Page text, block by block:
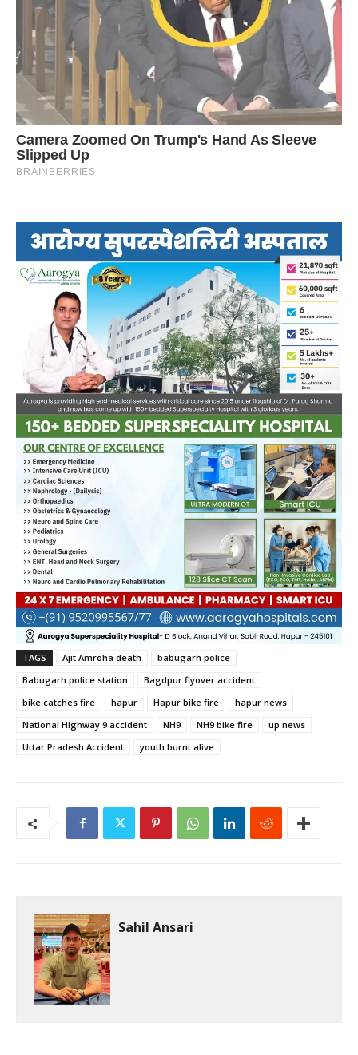
TAGS Ajit Amroha death
babugarh police
Babugarh police station
Bagdpur flyover accident
bike catches fire
hapur Hapur bike fire
hapur news
National Highway 9 accident
NH9 NH9 bike fire
up news
Uttar Pradesh Accident
youth burnt alive
Sahil Ansari